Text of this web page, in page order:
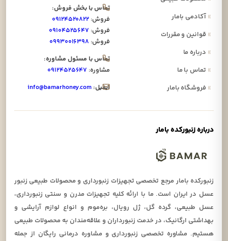
»آکادمی بامار
»قوانین و مقررات
»درباره ما
»تماس با ما
»فروشگاه بامار
تماس با بخش فروش:
فروش: ۰۹۱۲۴۵۲۰۸۲۲
فروش: ۰۹۱۰۴۵۲۵۶۴۷
فروش: ۰۹۹۳۰۰۱۶۳۹۸
تماس با مسئول مشاوره:
مشاوره: ۰۹۱۲۴۵۲۵۶۴۷
ایمیل: info@bamarhoney.com
درباره زنبورکده بامار
زنبورکده بامار مرجع تخصصی تجهیزات زنبورداری و محصولات طبیعی زنبور
عسل در ایران است. ما با ارائه کلیه تجهیزات مدرن و سنتی زنبورداری،
عسل طبیعی، گرده گل، ژل رویال، بره‌موم و انواع لوازم آرایشی و
بهداشتی ارگانیک، در خدمت زنبورداران و علاقه‌مندان به محصولات طبیعی
هستیم. مشاوره تخصصی زنبورداری و مشاوره درمانی رایگان از جمله